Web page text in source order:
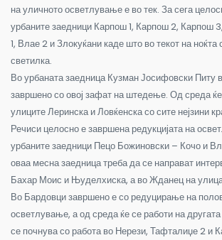
на уличното осветлување е во тек. За сега
урбаните заедници Карпош 1, Карпош 2, Карпош
1, Влае 2 и Злокуќани каде што во текот на ноќта
светилка.
Во урбаната заедница Кузман Јосифовски Питу
завршено со овој зафат на штедење. Од среда
улиците Леринска и Ловќенска со сите нејзини
Речиси целосно е завршена редукцијата на
урбаните заедници Пецо Божиновски – Кочо и
оваа месна заедница треба да се направат
Бахар Моис и Њуделхиска, а во Жданец на
Во Бардовци завршено е со редуцирање на
осветлување, а од среда ќе се работи на
се почнува со работа во Нерези, Тафталиџе 2 и